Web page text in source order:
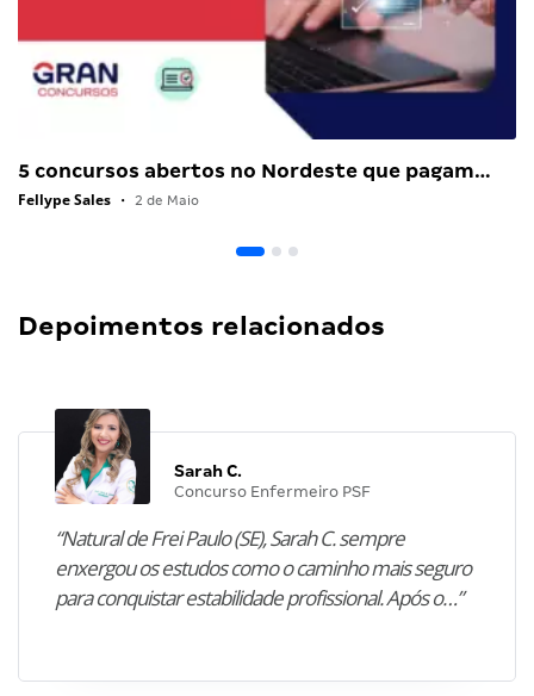
5 concursos abertos no Nordeste que pagam…
Fellype Sales • 2 de Maio
Depoimentos relacionados
Sarah C.
Concurso Enfermeiro PSF
“Natural de Frei Paulo (SE), Sarah C. sempre
enxergou os estudos como o caminho mais seguro
para conquistar estabilidade profissional. Após o…”